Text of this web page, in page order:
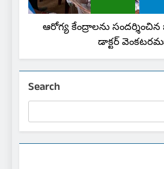
ఆరోగ్య కేంద్రాలను
డాక్టర్
Search